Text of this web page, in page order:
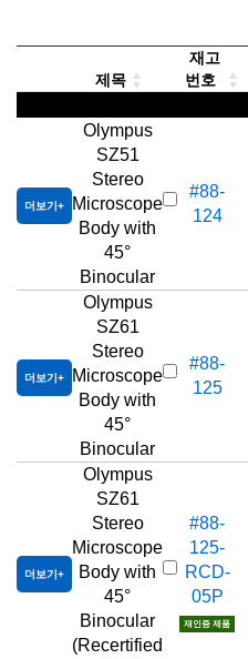
제목
재고
번호
더보기
Olympus
SZ51
Stereo
Microscope
Body with
45°
Binocular
#88-
124
더보기
Olympus
SZ61
Stereo
Microscope
Body with
45°
Binocular
#88-
125
더보기
Olympus
SZ61
Stereo
Microscope
Body with
45°
Binocular
(Recertified
#88-
125-
RCD-
05P
재인증 제품